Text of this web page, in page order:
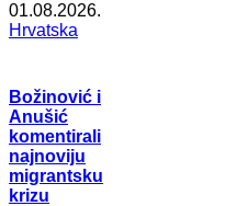
01.08.2026.
Hrvatska
Božinović i
Anušić
komentirali
najnoviju
migrantsku
krizu